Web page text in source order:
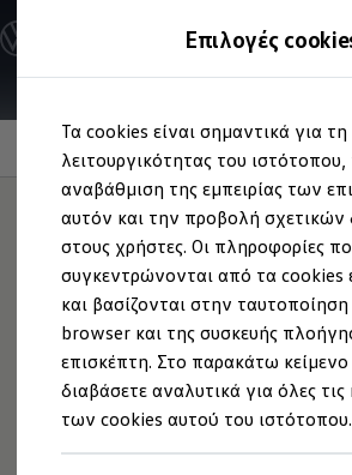
Επιλογές
Τα cookies είναι σημαντικά για
λειτουργικότητας του ιστότοπου,
αναβάθμιση της εμπειρίας των
αυτόν και την προβολή σχετικών
στους χρήστες. Οι πληροφορίες
συγκεντρώνονται από τα cookies
και βασίζονται στην
browser και της συσκευής
επισκέπτη. Στο παρακάτω
διαβάσετε αναλυτικά για όλες τις
των cookies αυτού του ιστότοπου.
στο
περιεχόμενο
στο
footer
Ανακαλύψτε τα Μοντέλα
Διαμορφώστε το Volkswagen
Επαγγελματικά Οχήματα
Ηλεκτρικά & eHybrid μοντέλα
Ηλεκτρικά μοντέλα
ID.3 Neo
Νέο ID. Polo
ID.4
ID.4 GTX
ID.5
ID.5 GTX
ID.7
ID.7 GTX
ID. Buzz
ID. Buzz Cargo
ID. CROSS
eHybrid μοντέλα
Golf GTE
Ζάντες
"Rockingham"
18"
Χειμερινό στυλ με υπογραφή